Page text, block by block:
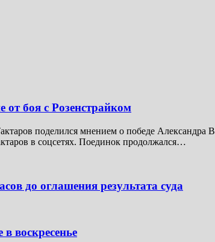
от боя с Розенстрайком
поделился мнением о победе Александра
в соцсетях. Поединок продолжался…
до оглашения результата суда
воскресенье